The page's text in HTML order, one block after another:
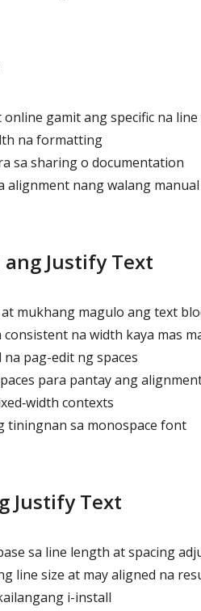
gamit ang specific na
na formatting
sa sharing o documentation
nang walang
Justify Text
mukhang magulo ang text
na width kaya mas
pag-edit ng spaces
para pantay ang
contexts
tiningnan sa monospace font
Justify Text
sa line length at spacing
line size at may aligned na
i-install